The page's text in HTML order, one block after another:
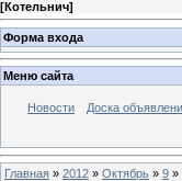
[Котельнич]
Форма входа
Меню сайта
Новости Доска
Главная » 2012 » Октябрь » 9 »